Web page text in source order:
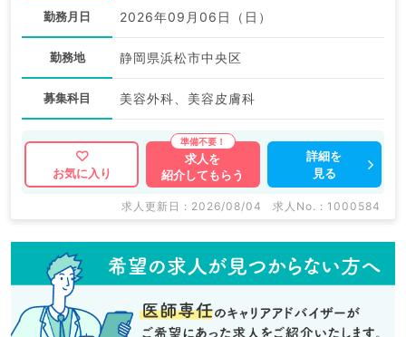
勤務月日 2026年09月06日（日）
勤務地 静岡県浜松市中央区
募集科目 美容外科、美容皮膚科
お気に入り
求人を
紹介してもらう
詳細を
見る
求人更新日 : 2026/08/04 求人No. : 1000584